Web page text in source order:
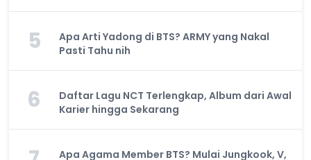
5
Apa Arti Yadong di BTS? ARMY yang Nakal
Pasti Tahu nih
6
Daftar Lagu NCT Terlengkap, Album dari Awal
Karier hingga Sekarang
Apa Agama Member BTS? Mulai Jungkook, V,